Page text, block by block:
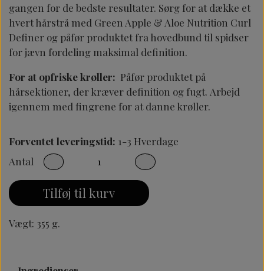
gangen for de bedste resultater. Sørg for at dække et
hvert hårstrå med Green Apple & Aloe Nutrition Curl
Definer og påfør produktet fra hovedbund til spidser
for jævn fordeling maksimal definition.
For at opfriske krøller: Påfør produktet på
hårsektioner, der kræver definition og fugt. Arbejd
igennem med fingrene for at danne krøller.
Forventet leveringstid: 1-3 Hverdage
Antal
Tilføj til kurv
Vægt: 355 g.